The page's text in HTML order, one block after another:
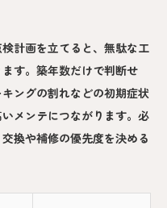
計画を立てると、無駄な工
す。築年数だけで判断せ
ングの割れなどの初期症状
メンテにつながります。必
換や補修の優先度を決める